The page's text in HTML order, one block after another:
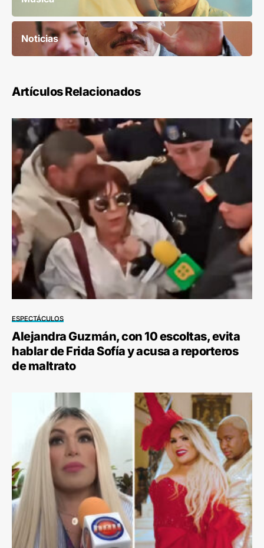
Noticias
Artículos Relacionados
ESPECTÁCULOS
Alejandra Guzmán, con 10 escoltas, evita
hablar de Frida Sofía y acusa a reporteros
de maltrato